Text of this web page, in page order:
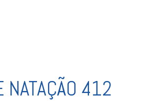
NATAÇÃO 412